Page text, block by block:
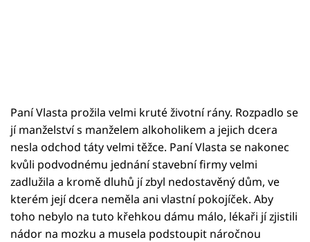
Paní Vlasta prožila velmi kruté životní rány. Rozpadlo se
jí manželství s manželem alkoholikem a jejich dcera
nesla odchod táty velmi těžce. Paní Vlasta se nakonec
kvůli podvodnému jednání stavební firmy velmi
zadlužila a kromě dluhů jí zbyl nedostavěný dům, ve
kterém její dcera neměla ani vlastní pokojíček. Aby
toho nebylo na tuto křehkou dámu málo, lékaři jí zjistili
nádor na mozku a musela podstoupit náročnou